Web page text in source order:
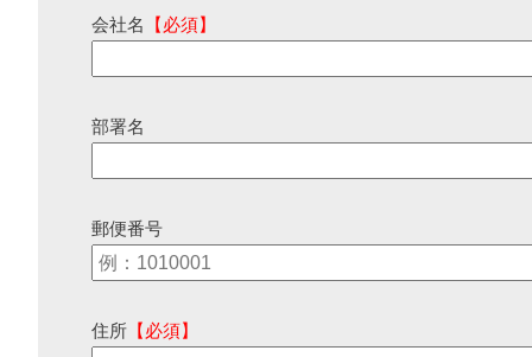
会社名 【必須】
部署名
郵便番号
住所 【必須】